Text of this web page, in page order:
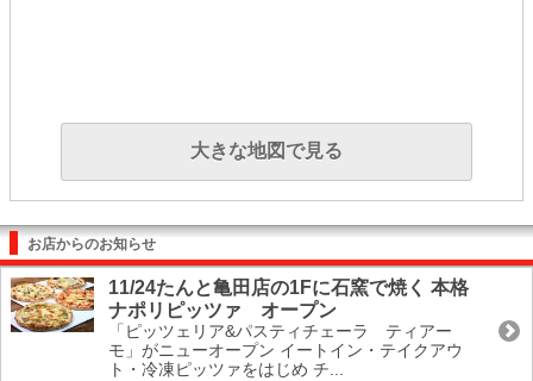
大きな地図で見る
お店からのお知らせ
11/24たんと亀田店の1Fに石窯で焼く 本格
ナポリピッツァ オープン
「ピッツェリア&パスティチェーラ ティアー
モ」がニューオープン イートイン・テイクアウ
ト・冷凍ピッツァをはじめ チ...